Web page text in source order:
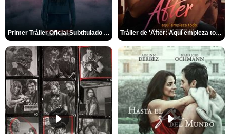
Primer Tráiler Oficial Subtitulado de 'La Noche Del Demonio: Están Entre Nosotros' Tráiler de 'After: Aquí empieza todo'